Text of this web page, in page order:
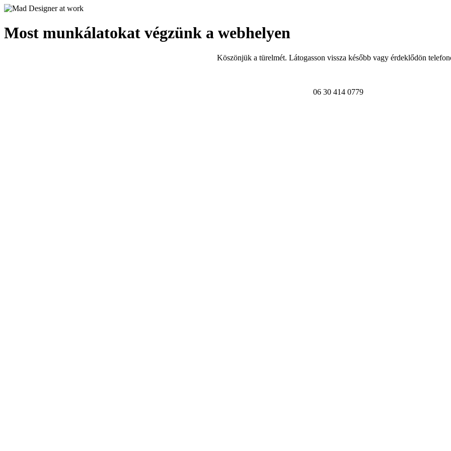
Most munkálatokat végzünk a webhelyen
Köszönjük a türelmét. Látogasson vissza később vagy érdeklődön
06 30 414 0779